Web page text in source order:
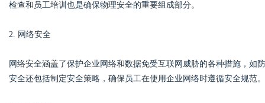
检查和员工培训也是确保物理安全的重要组成部分。
2. 网络安全
网络安全涵盖了保护企业网络和数据免受互联网威胁的各种措施，如
安全还包括制定安全策略，确保员工在使用企业网络时遵循安全规范。